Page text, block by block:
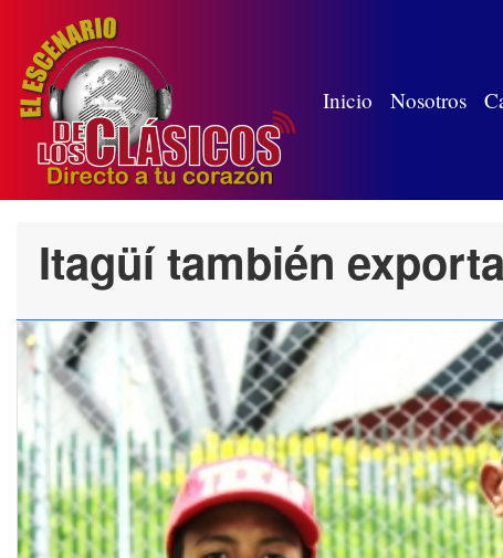
Inicio Nosotros
Itagüí también